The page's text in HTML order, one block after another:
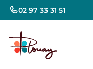
02 97 33 31 51